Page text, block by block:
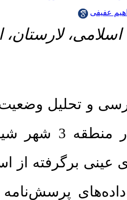
ایران ،
وضعیت تاب‌آوری
در برابر مخاطرات سیلاب در منطقه 3 شهر شیراز است.
از اسناد آماری
حاصل از